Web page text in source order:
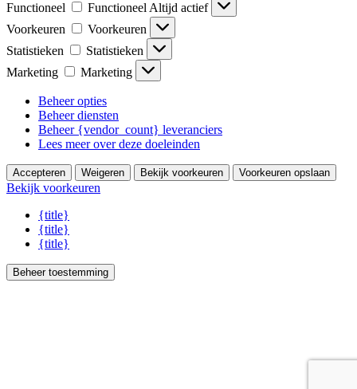
Functioneel
FunctioneelAltijd actief
Voorkeuren
Voorkeuren
Statistieken
Statistieken
Marketing
Marketing
Beheer opties
Beheer diensten
Beheer {vendor_count} leveranciers
Lees meer over deze doeleinden
Accepteren Weigeren Bekijk voorkeuren Voorkeuren opslaan
Bekijk voorkeuren
{title}
{title}
{title}
Beheer toestemming